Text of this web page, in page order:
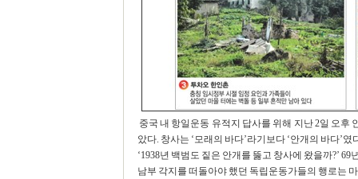
중국 내 항일운동 유적지 답사를 위해 지난 2일 오
았다. 창사는 ‘모래의 바다’라기보다 ‘안개의 바다’였
‘1938년 백범도 짙은 안개를 뚫고 창사에 왔을까?’
남부 각지를 떠돌아야 했던 독립운동가들의 행로는